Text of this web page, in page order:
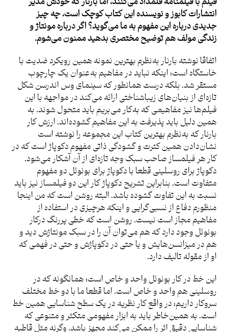
انتشارات کابوز و نویسنده این کتاب کوچک است، چه چیز
جدیدی درباره این مفهوم به ما می‌گوید؟ اگر درباره مونتاژ و
زندگی مولف هم توضیح مختصری بدهید ممنون می‌شوم.
اتفاقا نوشته بارنار به‌نظرم بهترین نمونه همین رویکرد ضدیت با
خاستگاه است؛ اینکه نباید در مفاهیم به‌عنوان یک چارچوب
مستقر شد. بلکه درست همانطور که سینمای وس اندرسن شکل
تازه‌ای از بنیان‌های زیباشناختی ارائه می‌کند در مواجهه با این
فیلم‌ها نیز مفاهیمی که به‌کار می‌بریم باید متحول شوند. به
همین دلیل باید پذیرفت به این مفاهیم گشوده‌اند. ارزش کار
بارنار که به‌نظرم بهترین کتاب این مجموعه را نوشته است
نشان‌دادن همین کثرت و گشودگی ذاتی مفهوم دکوپاژ است که در
کار هر فیلمساز صاحب سبک وجه تازه‌ای از آن آشکار می‌شود.
دکوپاژ برای روسلینی قطعا با دکوپاژ برای بونوئل دو مفهوم
متفاوت است. بنابراین تشریح دکوپاژ کار این دو فیلمساز نیز باید
نسبت به این تفاوت گشوده باشد. البته روشن است که من اینجا
منظورم دفاع از نسبی‌گرایی و اینکه هرچیزی در استفاده از
مفاهیم مجاز است نیست. روشن است که خطی پررنگ درکار
بونوئل وجود دارد که هم می‌توان آن را در سبک مونتاژش دید و
هم در میزانسن‌هایش و یا حتی در دکوپاژش و حتی در فهمی که
او از مقوله تالیف دارد.
این خط در کار بونوئل واحد و خاص است؛ همانگونه که در
روسلینی هم واحد و خاص است. اما قطعا ما با دو خط مختلف
سروکار داریم؛ در واقع کار نظریه در یک سطح شناسایی همین خط
است. به همین‌خاطر باید به ابزار مفهومی متکثر و متنوعی که
شناسایی دقیق اثر را ممکن می‌کند مجهز باشد. وگرنه مثل قاطبه